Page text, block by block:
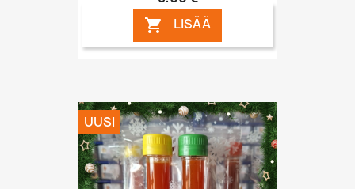
 LISÄÄ
UUSI